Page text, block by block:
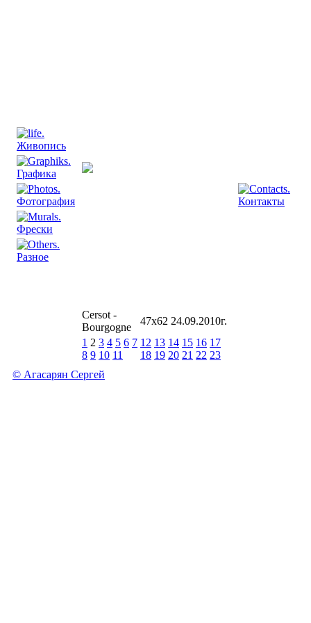
Cersot -
Bourgogne
47х62 24.09.2010г.
1 2 3 4 5 6 7
8 9 10 11
12 13 14 15 16 17
18 19 20 21 22 23
© Агасарян Сергей